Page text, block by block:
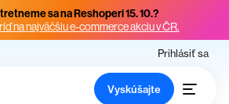
sa na Reshoperi 15. 10.?
na najväčšiu e-commerce akciu v ČR.
Prihlásiť sa
Vyskúšajte